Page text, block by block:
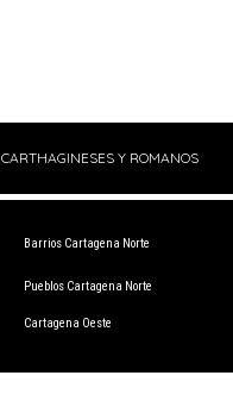
CARTHAGINESES Y ROMANOS
Barrios Cartagena Norte
Pueblos Cartagena Norte
Cartagena Oeste